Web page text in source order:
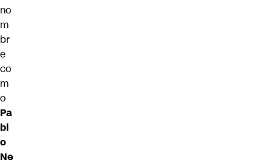
no
m
br
e
co
m
o
Pa
bl
o
Ne